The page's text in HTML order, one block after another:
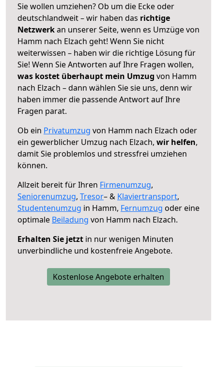
Sie wollen umziehen? Ob um die Ecke oder
deutschlandweit – wir haben das richtige
Netzwerkan unserer Seite, wenn es Umzüge von
Hamm nach Elzach geht! Wenn Sie nicht
weiterwissen – haben wir die richtige Lösung für
Sie! Wenn Sie Antworten auf Ihre Fragen wollen,
was kostet überhaupt mein Umzug von Hamm
nach Elzach – dann wählen Sie sie uns, denn wir
haben immer die passende Antwort auf Ihre
Fragen parat.
Ob ein Privatumzug von Hamm nach Elzach oder
ein gewerblicher Umzug nach Elzach, wir helfen,
damit Sie problemlos und stressfrei umziehen
können.
Allzeit bereit für Ihren Firmenumzug,
Seniorenumzug, Tresor– & Klaviertransport,
Studentenumzug in Hamm, Fernumzug oder eine
optimale Beiladung von Hamm nach Elzach.
Erhalten Sie jetzt in nur wenigen Minuten
unverbindliche und kostenfreie Angebote.
Kostenlose Angebote erhalten